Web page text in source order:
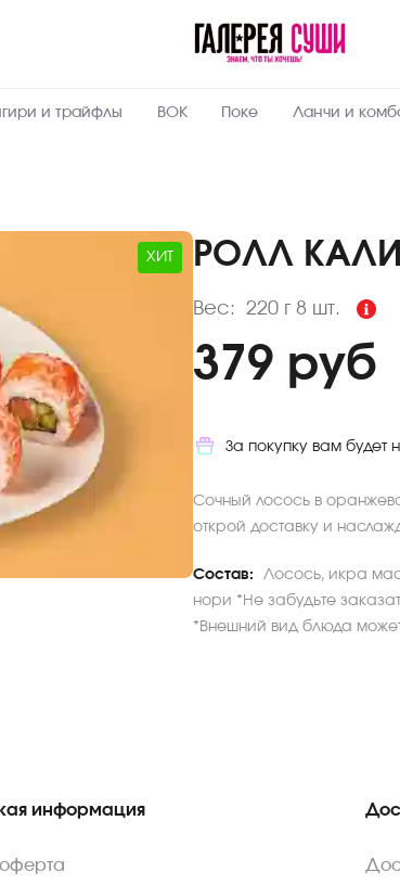
и трайфлы ВОК Поке Ланчи и
ХИТ РОЛЛ
Вес: 220 г8 шт.
Пищевая
220 Вес, г
207 Ккал
379 руб
За покупку вам будет
Сочный лосось в
открой доставку и
Состав:
Лосось, икра
нори *Не забудьте
*Внешний вид блюда
информация
оферта